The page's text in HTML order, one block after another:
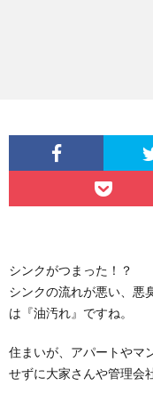
シンクがつまった！？
シンクの流れが悪い、悪
は『油汚れ』ですね。
住まいが、アパートやマ
せずに大家さんや管理会